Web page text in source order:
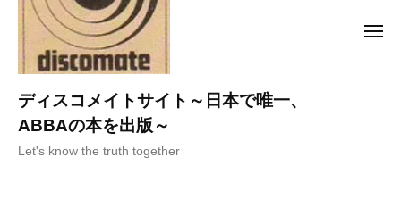
ディスコメイトサイト～日本で唯一、
ABBAの本を出版～
Let's know the truth together
メ